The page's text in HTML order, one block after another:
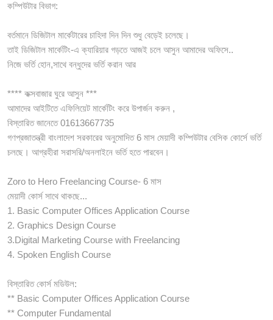
কম্পিউটার বিভাগ:
বর্তমানে ডিজিটাল মার্কেটারের চাহিদা দিন দিন শুধু বেড়েই চলেছে।
তাই ডিজিটাল মার্কেটিং-এ ক্যারিয়ার গড়তে আজই চলে আসুন আমাদের অফিসে..
নিজে ভর্তি হোন,সাথে বন্ধুদের ভর্তি করান আর
**** কক্সবাজার ঘুরে আসুন ***
আমাদের আইটিতে এফিলিয়েট মার্কেটিং করে উপার্জন করুন ,
বিস্তারিত জানেতে 01613667735
গণপ্রজাতন্ত্রী বাংলাদেশ সরকারের অনুমোদিত 6 মাস মেয়াদী কম্পিউটার বেসিক কোর্সে ভর্তি
চলছে। আগ্রহীরা সরাসরি/অনলাইনে ভর্তি হতে পারবেন।
Zoro to Hero Freelancing Course- 6 মাস
মেয়াদী কোর্স সাথে থাকছে...
1. Basic Computer Offices Application Course
2. Graphics Design Course
3.Digital Marketing Course with Freelancing
4. Spoken English Course
বিস্তারিত কোর্স মডিউল:
** Basic Computer Offices Application Course
** Computer Fundamental